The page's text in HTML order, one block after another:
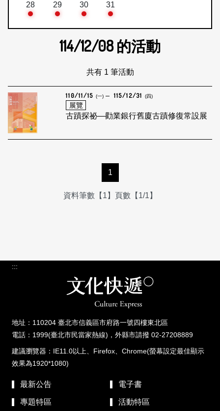
28 29 30 31
114/12/08的活動
共有 1 筆活動
110/11/15 (一) 115/12/31 (四)
展覽
古蹟探祕—勸業銀行舊廈古蹟修復常設展
1
資料筆數【1】頁數【1/1】
:::
地址：110204 臺北市信義區市府路一號四樓東北區
電話：1999(臺北市民當家熱線)，外縣市請撥 02-27208889
建議瀏覽器：IE11.0以上、Firefox、Chrome(螢幕設定最佳顯示
效果為1920*1080)
最新公告 電子書
專題特區 活動特區